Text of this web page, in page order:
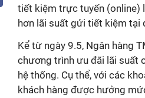
tiết kiệm trực tuyến (online)
hơn lãi suất gửi tiết kiệm tại
Kể từ ngày 9.5, Ngân hàng
chương trình ưu đãi lãi suất
hệ thống. Cụ thể, với các
khách hàng được hưởng